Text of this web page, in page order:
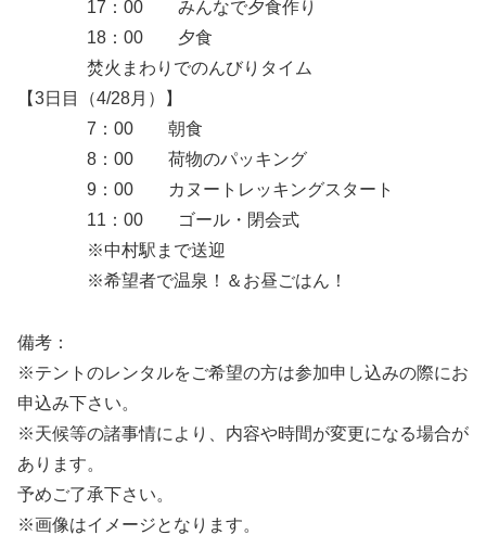
17：00 みんなで夕食作り
18：00 夕食
焚火まわりでのんびりタイム
【3日目（4/28月）】
7：00 朝食
8：00 荷物のパッキング
9：00 カヌートレッキングスタート
11：00 ゴール・閉会式
※中村駅まで送迎
※希望者で温泉！＆お昼ごはん！
備考：
※テントのレンタルをご希望の方は参加申し込みの際にお
申込み下さい。
※天候等の諸事情により、内容や時間が変更になる場合が
あります。
予めご了承下さい。
※画像はイメージとなります。